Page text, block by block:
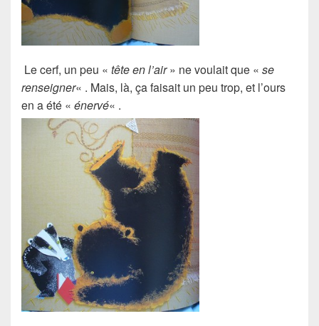
Lecerf, un peu « tête en l’air» ne voulait que « se
renseigner« . Mais, là, ça faisait un peu trop, et l’ours
en a été « énervé« .